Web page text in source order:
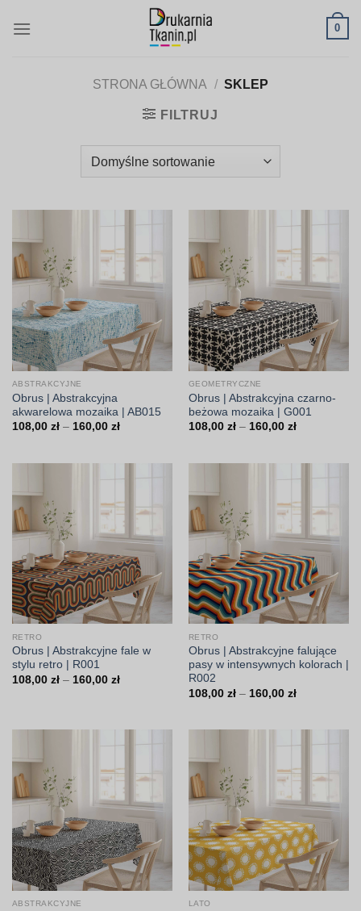
0
STRONA GŁÓWNA / SKLEP
FILTRUJ
ABSTRAKCYJNE
Obrus | Abstrakcyjna
akwarelowa mozaika | AB015
108,00 zł – 160,00 złZakres
160,00 zł
GEOMETRYCZNE
Obrus | Abstrakcyjna czarno-
beżowa mozaika | G001
108,00 zł – 160,00 złZakres
160,00 zł
RETRO
Obrus | Abstrakcyjne fale w
stylu retro | R001
108,00 zł – 160,00 złZakres
160,00 zł
RETRO
Obrus | Abstrakcyjne falujące
pasy w intensywnych kolorach |
R002
108,00 zł – 160,00 złZakres
160,00 zł
ABSTRAKCYJNE LATO